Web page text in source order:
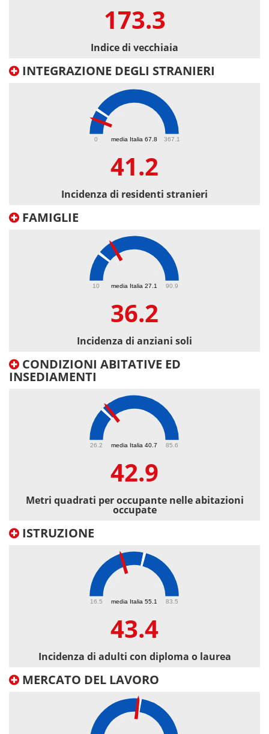
173.3
Indice di vecchiaia
INTEGRAZIONE DEGLI STRANIERI
media Italia 67.8
0 367.1
41.2
Incidenza di residenti stranieri
FAMIGLIE
media Italia 27.1
10 90.9
36.2
Incidenza di anziani soli
CONDIZIONI ABITATIVE ED
INSEDIAMENTI
media Italia 40.7
26.2 85.6
42.9
Metri quadrati per occupante nelle abitazioni
occupate
ISTRUZIONE
media Italia 55.1
16.5 83.5
43.4
Incidenza di adulti con diploma o laurea
MERCATO DEL LAVORO